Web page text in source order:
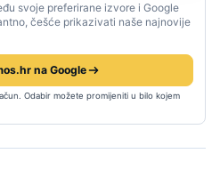
svoje preferirane izvore i Google
češće prikazivati naše najnovije
na Google
Odabir možete promijeniti u bilo kojem